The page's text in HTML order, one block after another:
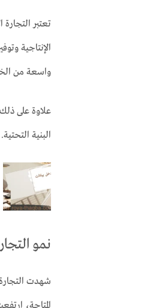
تعتبر
الإنتاجية
واسعة من
علاوة على
البنية
نمو
شهدت التجارة